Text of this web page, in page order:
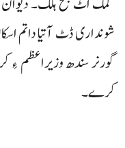
شونداری ڈٹ آتیا داتم
گورنر سندھ وزیراعظم ءِ
کرے۔